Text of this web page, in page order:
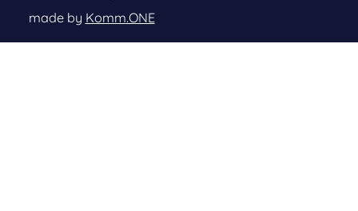
made by Komm.ONE